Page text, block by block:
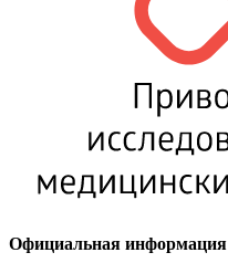
Официальная информация